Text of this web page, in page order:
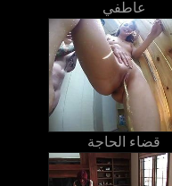
عاطفي
قضاء الحاجة